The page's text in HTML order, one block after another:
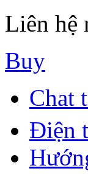
Liên hệ
Buy
Chat
Điện